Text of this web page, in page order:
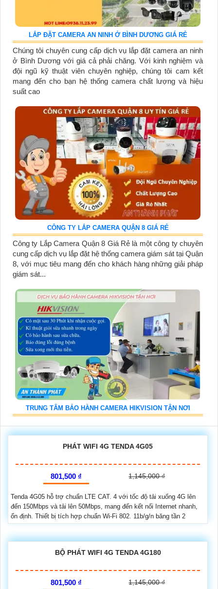
LẮP ĐẶT CAMERA AN NINH Ở BÌNH DƯƠNG GIÁ RẺ
Chúng tôi chuyên cung cấp dịch vụ lắp đặt camera an ninh
ở Bình Dương với giá cả phải chăng. Với kinh nghiệm và
đội ngũ kỹ thuật viên chuyên nghiệp, chúng tôi cam kết
mang đến cho bạn hệ thống camera chất lượng và hiệu
suất cao
CÔNG TY LẮP CAMERA QUẬN 8 GIÁ RẺ
Công ty Lắp Camera Quận 8 Giá Rẻ là một công ty chuyên
cung cấp dịch vụ lắp đặt hệ thống camera giám sát tại Quận
8, với mục tiêu mang đến cho khách hàng những giải pháp
giám sát...
TRUNG TÂM BẢO HÀNH CAMERA HIKVISION TẬN NƠI
PHÁT WIFI 4G TENDA 4G05
801,500 ₫ 1,145,000 ₫
Tenda 4G05 hỗ trợ chuẩn LTE CAT. 4 với tốc độ tải xuống 4G lên
đến 150Mbps và tải lên 50Mbps, mang đến kết nối Internet nhanh,
ổn định. Thiết bị tích hợp chuẩn Wi-Fi 802. 11b/g/n băng tần 2
BỘ PHÁT WIFI 4G TENDA 4G180
801,500 ₫ 1,145,000 ₫